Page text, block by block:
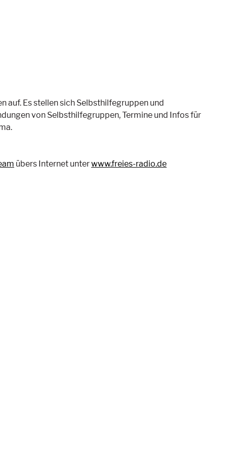
auf. Es stellen sich Selbsthilfegruppen und
von Selbsthilfegruppen, Termine und Infos für
übers Internet unterwww.freies-radio.de